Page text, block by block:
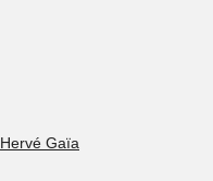
Hervé Gaïa